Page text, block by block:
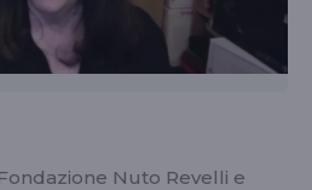
Nuto Revelli e